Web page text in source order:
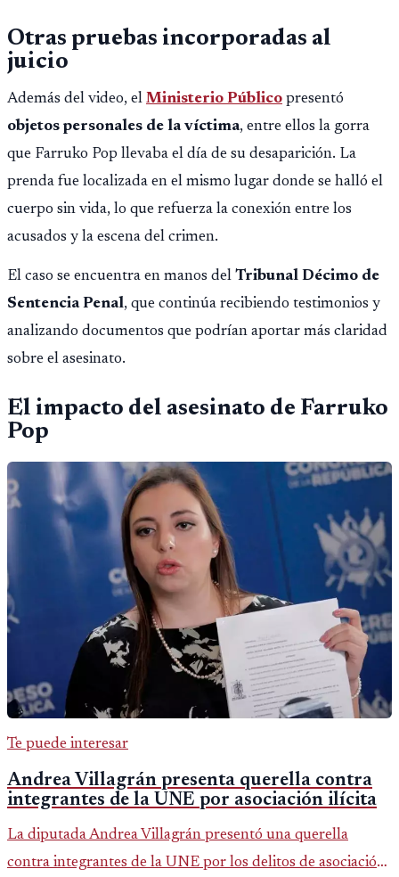
Otras pruebas incorporadas al
juicio
Además del video, el Ministerio Público presentó
objetos personales de la víctima, entre ellos la gorra
que Farruko Pop llevaba el día de su desaparición. La
prenda fue localizada en el mismo lugar donde se halló el
cuerpo sin vida, lo que refuerza la conexión entre los
acusados y la escena del crimen.
El caso se encuentra en manos del Tribunal Décimo de
Sentencia Penal, que continúa recibiendo testimonios y
analizando documentos que podrían aportar más claridad
sobre el asesinato.
El impacto del asesinato de Farruko
Pop
Te puede interesar
Andrea Villagrán presenta querella contra
integrantes de la UNE por asociación ilícita
La diputada Andrea Villagrán presentó una querella
contra integrantes de la UNE por los delitos de asociación